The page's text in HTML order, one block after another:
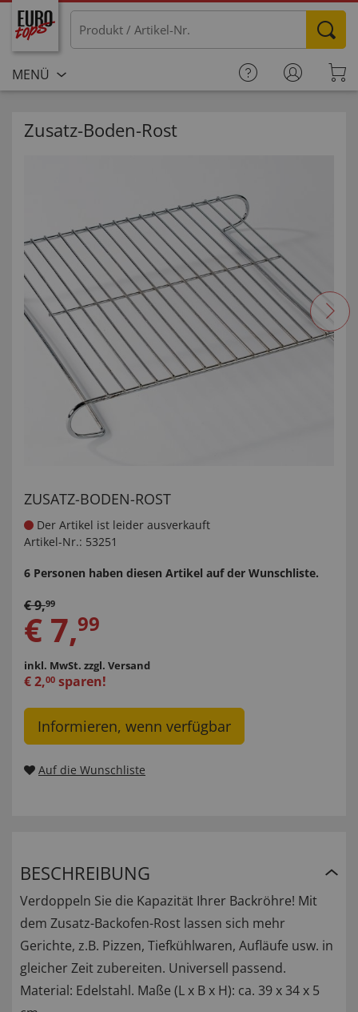
MENÜ
Zusatz-Boden-Rost
ZUSATZ-BODEN-ROST
Der Artikel ist leider ausverkauft
Artikel-Nr.: 53251
6 Personen haben diesen Artikel auf der Wunschliste.
€9,99
€ 7,99
inkl. MwSt. zzgl. Versand
€2,00 sparen!
Informieren, wenn verfügbar
Auf die Wunschliste
BESCHREIBUNG
Verdoppeln Sie die Kapazität Ihrer Backröhre! Mit
dem Zusatz-Backofen-Rost lassen sich mehr
Gerichte, z.B. Pizzen, Tiefkühlwaren, Aufläufe usw. in
gleicher Zeit zubereiten. Universell passend.
Material: Edelstahl. Maße (L x B x H): ca. 39 x 34 x 5